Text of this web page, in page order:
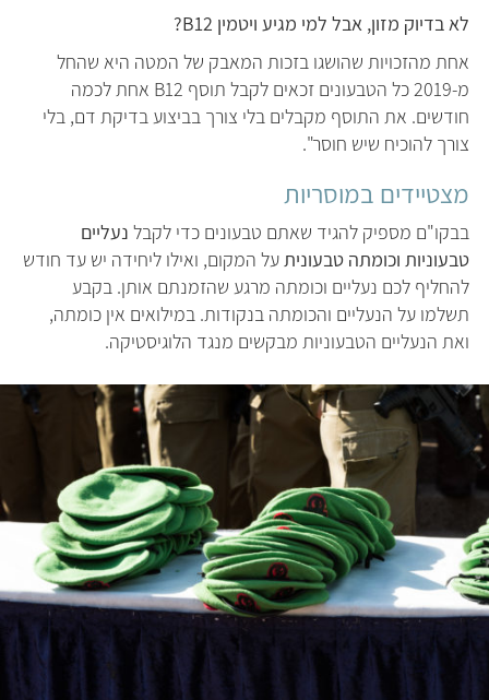
לא בדיוק מזון, אבל למי מגיע ויטמין B12?
אחת מהזכויות שהושגו בזכות המאבק של המטה היא שהחל
מ-2019 כל הטבעונים זכאים לקבל תוסף B12 אחת לכמה
חודשים. את התוסף מקבלים בלי צורך בביצוע בדיקת דם, בלי
צורך להוכיח שיש חוסר".
מצטיידים במוסריות
בבקו"ם מספיק להגיד שאתם טבעונים כדי לקבל נעליים
טבעוניות וכומתה טבעוניתעל המקום, ואילו ליחידה יש עד חודש
להחליף לכם נעליים וכומתה מרגע שהזמנתם אותן. בקבע
תשלמו על הנעליים והכומתה בנקודות. במילואים אין כומתה,
ואת הנעליים הטבעוניות מבקשים מנגד הלוגיסטיקה.